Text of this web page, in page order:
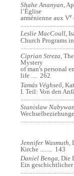
Shahe Ananyan,
l’Église
arménienne aux Ve
Leslie MacCoull,
Church Programs
Ciprian Streza,
Mystery
of man's personal
life .... 262
Tamás Véghseő,
I. Teil: Von den
Stanislaw
Jennifer Wasmuth,
Kirche
143
Daniel Benga, Die
Ein